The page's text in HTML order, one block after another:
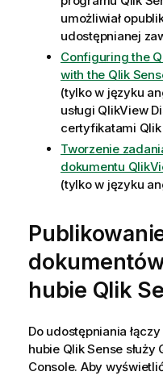
umożliwiał
udostępnianej
Configuring the
with the Qlik
(tylko w języku
usługi QlikView
certyfikatami Qlik
Tworzenie
dokumentu
(tylko w języku
hubie Qlik
Do udostępniania
hubie Qlik Sense służy
Console. Aby